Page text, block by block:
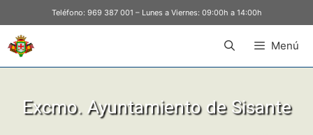
Teléfono: 969 387 001 – Lunes a Viernes: 09:00h a 14:00h
Menú
Excmo. Ayuntamiento de Sisante